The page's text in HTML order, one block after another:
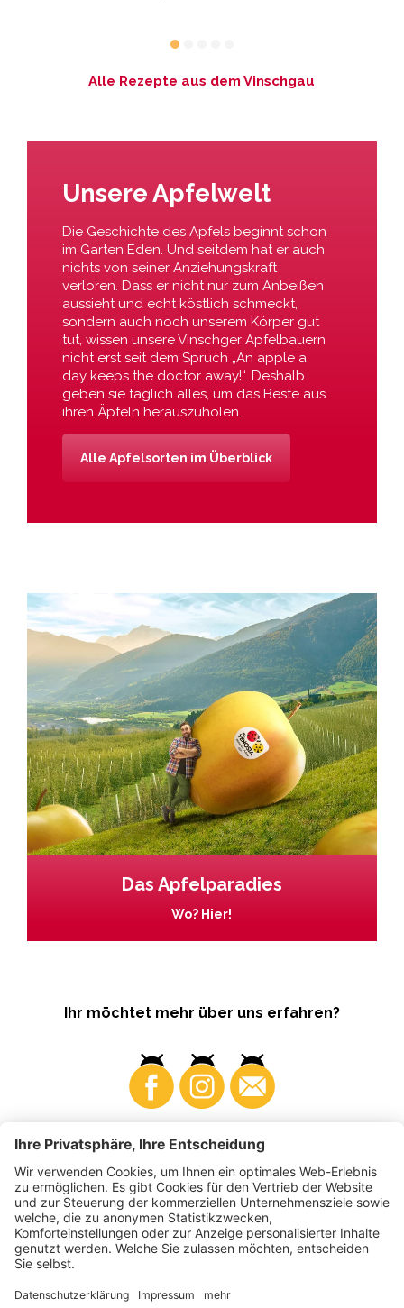
Alle Rezepte aus dem Vinschgau
Unsere Apfelwelt
Die Geschichte des Apfels beginnt schon
im Garten Eden. Und seitdem hat er auch
nichts von seiner Anziehungskraft
verloren. Dass er nicht nur zum Anbeißen
aussieht und echt köstlich schmeckt,
sondern auch noch unserem Körper gut
tut, wissen unsere Vinschger Apfelbauern
nicht erst seit dem Spruch „An apple a
day keeps the doctor away!“. Deshalb
geben sie täglich alles, um das Beste aus
ihren Äpfeln herauszuholen.
Alle Apfelsorten im Überblick
Das Apfelparadies
Wo? Hier!
Ihr möchtet mehr über uns erfahren?
Business Produzenten